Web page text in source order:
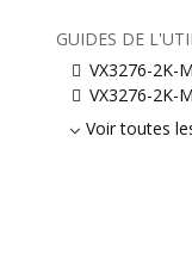
GUIDES DE
VX3276-2K-
VX3276-2K-
Voir toutes